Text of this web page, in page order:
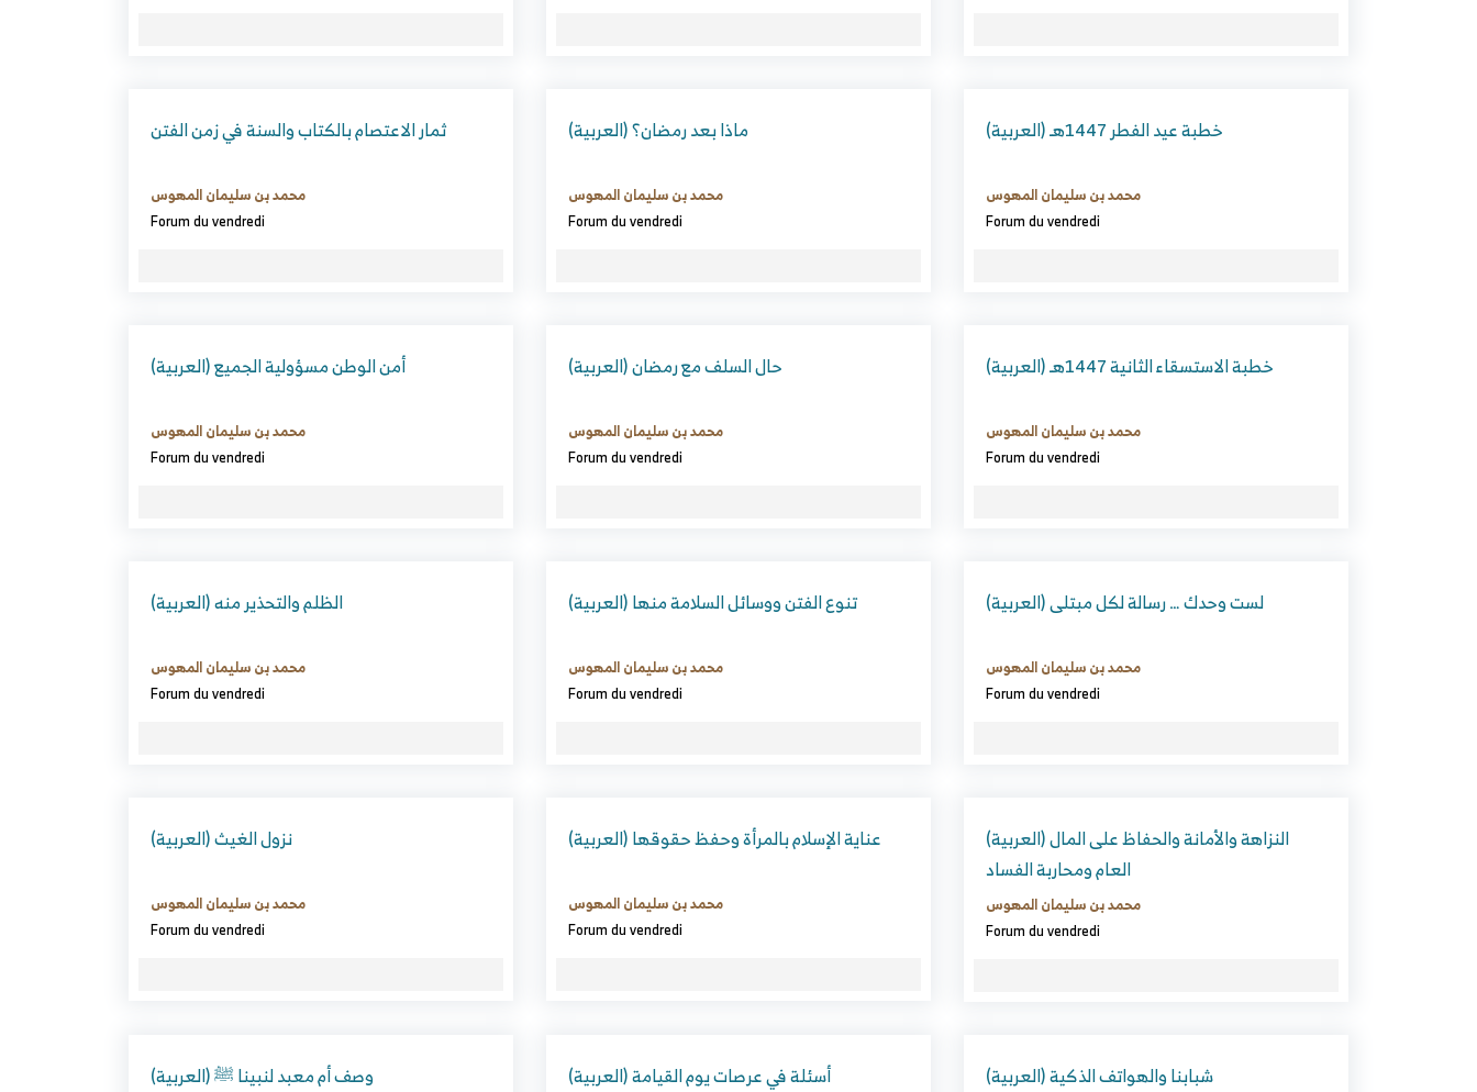
ثمار الاعتصام بالكتاب والسنة في زمن الفتن
محمد بن سليمان المهوس
Forum du vendredi
(العربية) ماذا بعد رمضان؟
محمد بن سليمان المهوس
Forum du vendredi
(العربية) خطبة عيد الفطر 1447هـ
محمد بن سليمان المهوس
Forum du vendredi
(العربية) أمن الوطن مسؤولية الجميع
محمد بن سليمان المهوس
Forum du vendredi
(العربية) حال السلف مع رمضان
محمد بن سليمان المهوس
Forum du vendredi
(العربية) خطبة الاستسقاء الثانية 1447هـ
محمد بن سليمان المهوس
Forum du vendredi
(العربية) الظلم والتحذير منه
محمد بن سليمان المهوس
Forum du vendredi
(العربية) تنوع الفتن ووسائل السلامة منها
محمد بن سليمان المهوس
Forum du vendredi
(العربية) لست وحدك … رسالة لكل مبتلى
محمد بن سليمان المهوس
Forum du vendredi
(العربية) نزول الغيث
محمد بن سليمان المهوس
Forum du vendredi
(العربية) عناية الإسلام بالمرأة وحفظ حقوقها
محمد بن سليمان المهوس
Forum du vendredi
(العربية) النزاهة والأمانة والحفاظ على المال
العام ومحاربة الفساد
محمد بن سليمان المهوس
Forum du vendredi
(العربية) وصف أم معبد لنبينا ﷺ (العربية) أسئلة في عرصات يوم القيامة (العربية) شبابنا والهواتف الذكية